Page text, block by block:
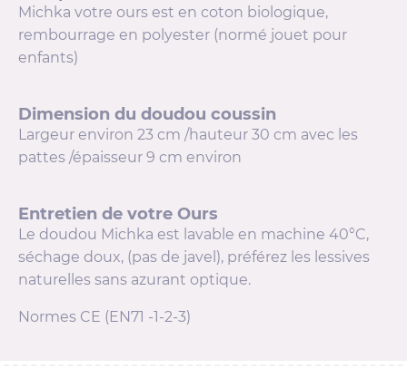
Michka votre ours est en coton biologique,
rembourrage en polyester (normé jouet pour
enfants)
Dimension du doudou coussin
Largeur environ 23 cm /hauteur 30 cm avec les
pattes /épaisseur 9 cm environ
Entretien de votre Ours
Le doudou Michka est lavable en machine 40°C,
séchage doux, (pas de javel), préférez les lessives
naturelles sans azurant optique.
Normes CE (EN71 -1-2-3)